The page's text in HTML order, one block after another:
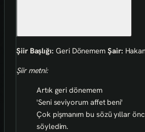
Şiir Başlığı: Geri Dönemem Şair:
Şiir metni:
Artık geri dönemem
'Seni seviyorum affet beni'
Çok pişmanım bu sözü yıllar
söyledim.